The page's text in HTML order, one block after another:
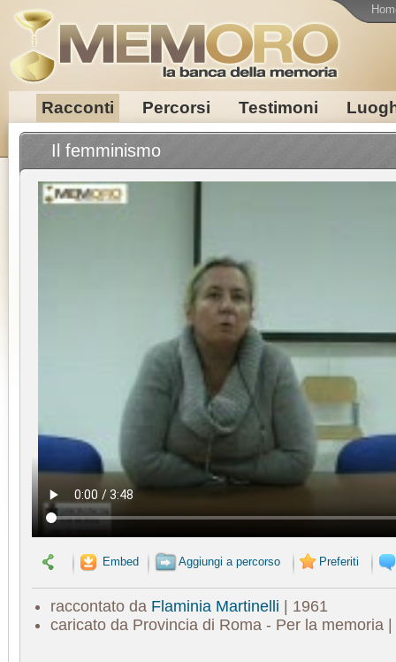
Racconti Percorsi Testimoni
Il femminismo
Embed Aggiungi a percorso Preferiti
raccontato da Flaminia Martinelli | 1961
caricato da Provincia di Roma - Per la memoria